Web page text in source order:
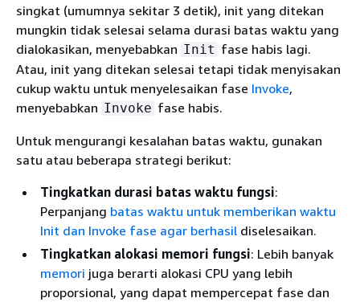
singkat (umumnya sekitar 3 detik), init yang ditekan
mungkin tidak selesai selama durasi batas waktu yang
dialokasikan, menyebabkan Init fase habis lagi.
Atau, init yang ditekan selesai tetapi tidak menyisakan
cukup waktu untuk menyelesaikan fase Invoke,
menyebabkan Invoke fase habis.
Untuk mengurangi kesalahan batas waktu, gunakan
satu atau beberapa strategi berikut:
Tingkatkan durasi batas waktu fungsi:
Perpanjang batas waktu untuk memberikan waktu
Init dan Invoke fase agar berhasil diselesaikan.
Tingkatkan alokasi memori fungsi: Lebih banyak
memori juga berarti alokasi CPU yang lebih
proporsional, yang dapat mempercepat fase dan